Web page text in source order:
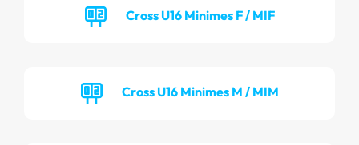
Cross U16 Minimes F / MIF
Cross U16 Minimes M / MIM